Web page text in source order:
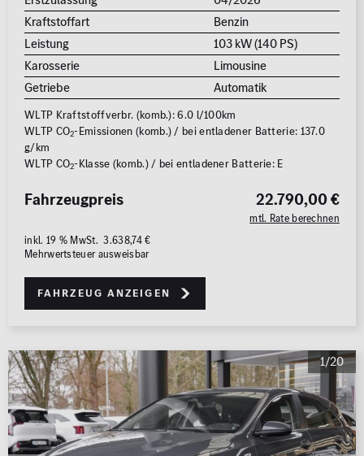
Schadstoffklasse
ALLE
Standorte
ALLE
Erstzulassung
2026
Kilometer
0 km 1.000 km
Leistung (PS)
700
Kraftstoffart
Benzin
Leistung
103 kW (140 PS)
Karosserie
Limousine
Getriebe
Automatik
WLTP Kraftstoffverbr. (komb.): 6.0 l/100km
WLTP CO2-Emissionen (komb.) / bei entladener Batterie: 137.0
g/km
WLTP CO2-Klasse (komb.) / bei entladener Batterie: E
22.790,00 €
mtl. Rate berechnen
Fahrzeugpreis
inkl. 19 % MwSt. 3.638,74 €
Mehrwertsteuer ausweisbar
Fahrzeug anzeigen
1/20